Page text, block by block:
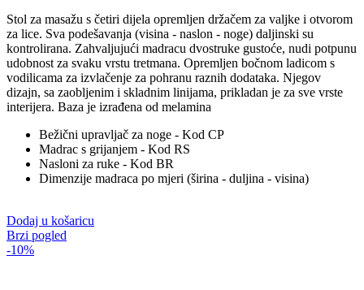
Stol za masažu s četiri dijela opremljen držačem za valjke i otvorom
za lice. Sva podešavanja (visina - naslon - noge) daljinski su
kontrolirana. Zahvaljujući madracu dvostruke gustoće, nudi potpunu
udobnost za svaku vrstu tretmana. Opremljen bočnom ladicom s
vodilicama za izvlačenje za pohranu raznih dodataka. Njegov
dizajn, sa zaobljenim i skladnim linijama, prikladan je za sve vrste
interijera. Baza je izrađena od melamina
Bežični upravljač za noge - Kod CP
Madrac s grijanjem - Kod RS
Nasloni za ruke - Kod BR
Dimenzije madraca po mjeri (širina - duljina - visina)
Dodaj u košaricu
Brzi pogled
-10%